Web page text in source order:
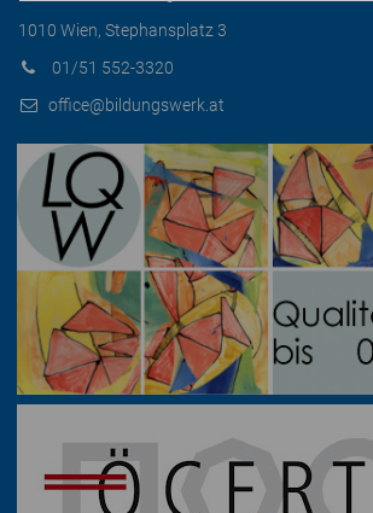
1010 Wien, Stephansplatz 3
01/51 552-3320
office@bildungswerk.at